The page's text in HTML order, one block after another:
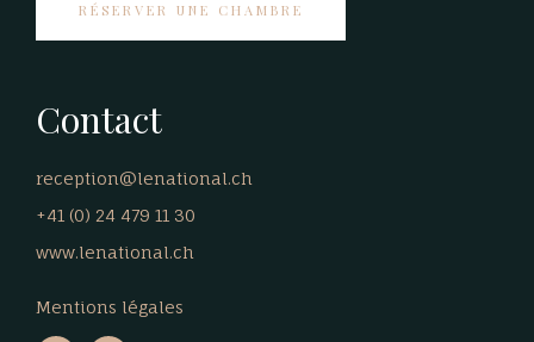
RÉSERVER UNE CHAMBRE
Contact
reception@lenational.ch
+41 (0) 24 479 11 30
www.lenational.ch
Mentions légales